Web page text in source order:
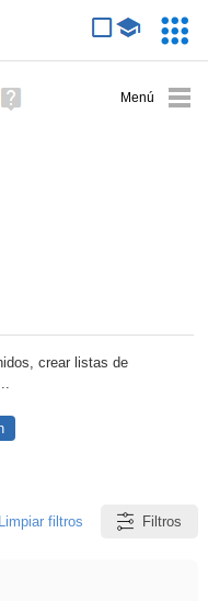
avanzada
Ayuda
(en
crear listas de
Limpiar filtros Filtros